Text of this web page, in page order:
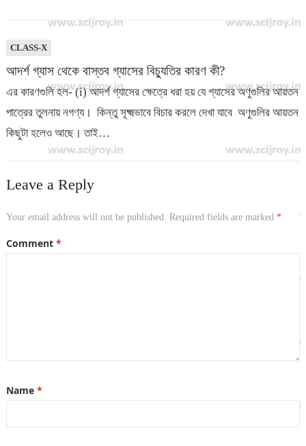
CLASS-X
আদর্শ গ্যাস থেকে বাস্তব গ্যাসের বিচ্যুতির কারণ কী?
এর কারণগুলি হল- (i) আদর্শ গ্যাসের ক্ষেত্রে ধরা হয় যে গ্যাসের অণুগুলির আয়তন
পাত্রের তুলনায় নগণ্য। কিন্তু সূক্ষ্মভাবে বিচার করলে দেখা যাবে অণুগুলির আয়তন
কিছুটা হলেও আছে। তাই…
Leave a Reply
Your email address will not be published. Required fields are marked *
Comment *
Name *